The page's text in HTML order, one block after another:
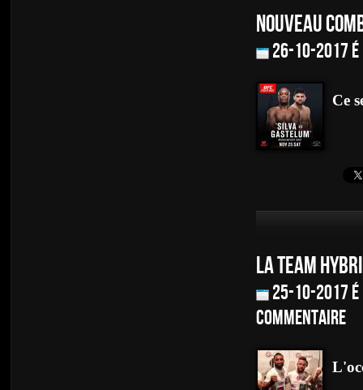
NOUVEAU
26-10-2017
Ce
LA TEAM
25-10-2017
commentaire